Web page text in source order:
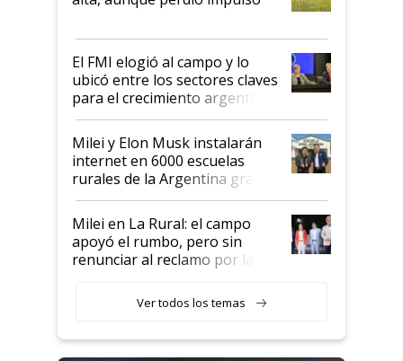
que de una dura crisis salió
de Milei
El FMI elogió al campo y lo
ubicó entre los sectores claves
para el crecimiento argentino
Milei y Elon Musk instalarán
internet en 6000 escuelas
rurales de la Argentina gracias
a un acuerdo con Starlink
Milei en La Rural: el campo
apoyó el rumbo, pero sin
renunciar al reclamo por las
Ver todos los temas